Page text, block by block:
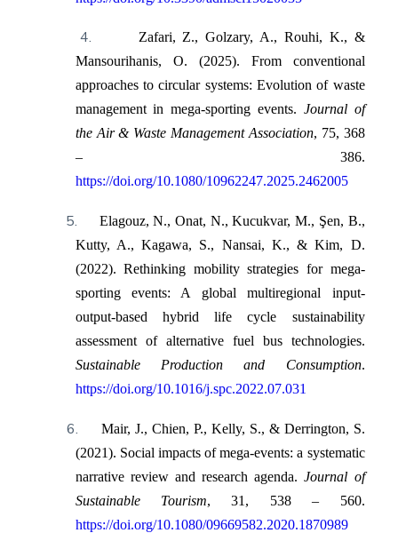
4.
Zafari, Z., Golzary, A., Rouhi, K., &
Mansourihanis, O. (2025). From conventional
approaches to circular systems: Evolution of waste
management in mega-sporting events. Journal of
the Air & Waste Management Association, 75, 368
– 386.
https://doi.org/10.1080/10962247.2025.2462005
5.
Elagouz, N., Onat, N., Kucukvar, M., Şen, B.,
Kutty, A., Kagawa, S., Nansai, K., & Kim, D.
(2022). Rethinking mobility strategies for mega-
sporting events: A global multiregional input-
output-based hybrid life cycle sustainability
assessment of alternative fuel bus technologies.
Sustainable Production and Consumption.
https://doi.org/10.1016/j.spc.2022.07.031
6.
Mair, J., Chien, P., Kelly, S., & Derrington, S.
(2021). Social impacts of mega-events: a systematic
narrative review and research agenda.Journal of
Sustainable Tourism, 31, 538 – 560.
https://doi.org/10.1080/09669582.2020.1870989